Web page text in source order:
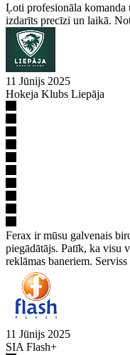
Ļoti profesionāla komanda
izdarīts precīzi un laikā.
11 Jūnijs 2025
Hokeja Klubs Liepāja
Ferax ir mūsu galvenais
piegādātājs. Patīk, ka
reklāmas baneriem.
11 Jūnijs 2025
SIA Flash+